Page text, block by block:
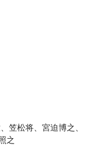
笠松将、宮迫博之、
之